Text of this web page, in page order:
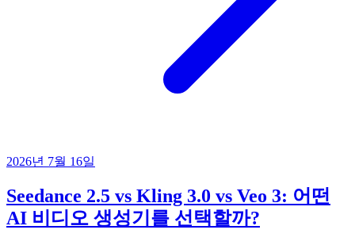
2026년 7월 16일
Seedance 2.5 vs Kling 3.0 vs Veo 3: 어떤
AI 비디오 생성기를 선택할까?